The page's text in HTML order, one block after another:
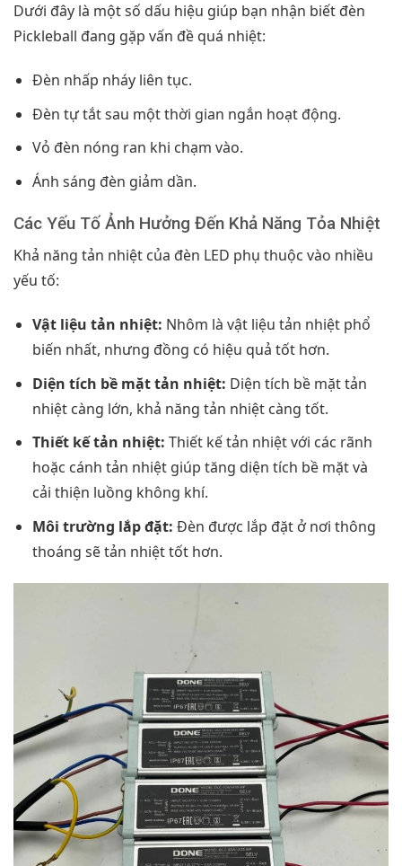
Dưới đây là một số dấu hiệu giúp bạn nhận biết đèn
Pickleball đang gặp vấn đề quá nhiệt:
Đèn nhấp nháy liên tục.
Đèn tự tắt sau một thời gian ngắn hoạt động.
Vỏ đèn nóng ran khi chạm vào.
Ánh sáng đèn giảm dần.
Các Yếu Tố Ảnh Hưởng Đến Khả Năng Tỏa Nhiệt
Khả năng tản nhiệt của đèn LED phụ thuộc vào nhiều
yếu tố:
Vật liệu tản nhiệt: Nhôm là vật liệu tản nhiệt phổ
biến nhất, nhưng đồng có hiệu quả tốt hơn.
Diện tích bề mặt tản nhiệt: Diện tích bề mặt tản
nhiệt càng lớn, khả năng tản nhiệt càng tốt.
Thiết kế tản nhiệt: Thiết kế tản nhiệt với các rãnh
hoặc cánh tản nhiệt giúp tăng diện tích bề mặt và
cải thiện luồng không khí.
Môi trường lắp đặt: Đèn được lắp đặt ở nơi thông
thoáng sẽ tản nhiệt tốt hơn.